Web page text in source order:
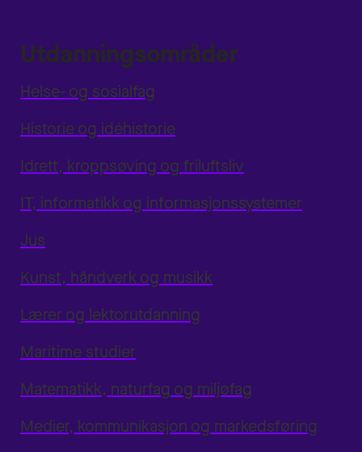
Utdanningsområder
Helse- og sosialfag
Historie og idéhistorie
Idrett, kroppsøving og friluftsliv
IT, informatikk og informasjonssystemer
Jus
Kunst, håndverk og musikk
Lærer og lektorutdanning
Maritime studier
Matematikk, naturfag og miljøfag
Medier, kommunikasjon og markedsføring